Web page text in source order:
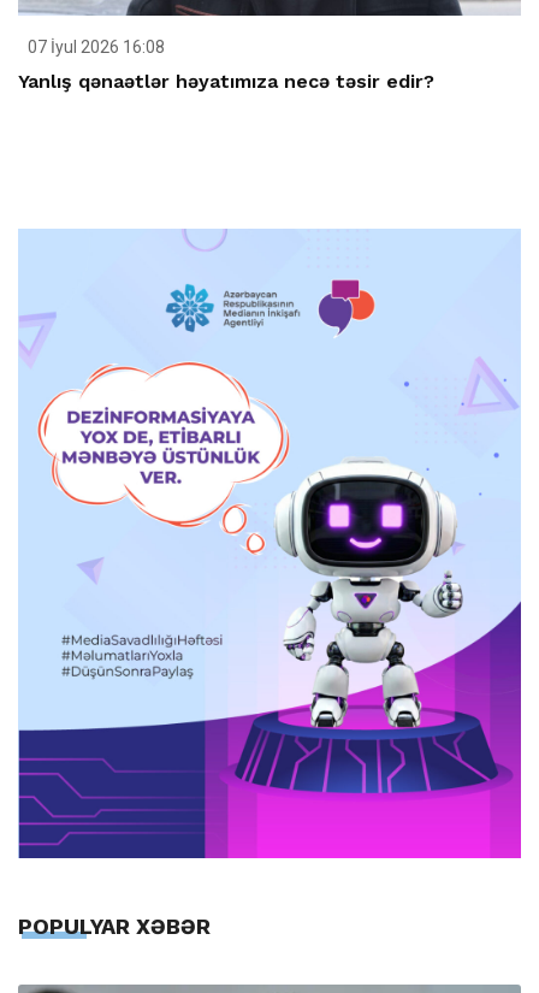
07 İyul 2026 16:08
Yanlış qənaətlər həyatımıza necə təsir edir?
POPULYAR XƏBƏR